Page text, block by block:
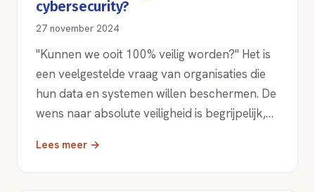
cybersecurity?
27 november 2024
"Kunnen we ooit 100% veilig worden?" Het is
een veelgestelde vraag van organisaties die
hun data en systemen willen beschermen. De
wens naar absolute veiligheid is begrijpelijk,…
Lees meer →